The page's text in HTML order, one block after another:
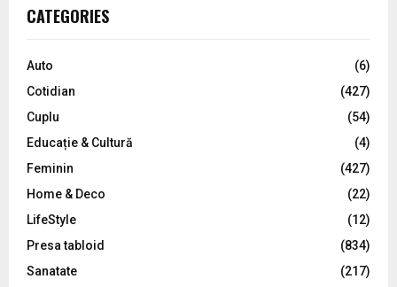
h
o
:
C
CATEGORIES
Auto
(6)
Cotidian
(427)
Cuplu
(54)
Educație & Cultură
(4)
Feminin
(427)
Home & Deco
(22)
LifeStyle
(12)
Presa tabloid
(834)
Sanatate
(217)